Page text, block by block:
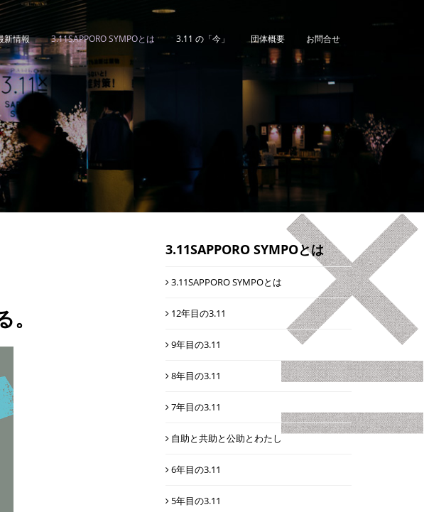
新情報 3.11SAPPORO SYMPOとは 3.11 の「今」 団体概要 お問合せ
3.11SAPPORO SYMPOとは
3.11SAPPORO SYMPOとは
12年目の3.11
9年目の3.11
8年目の3.11
7年目の3.11
自助と共助と公助とわたし
6年目の3.11
5年目の3.11